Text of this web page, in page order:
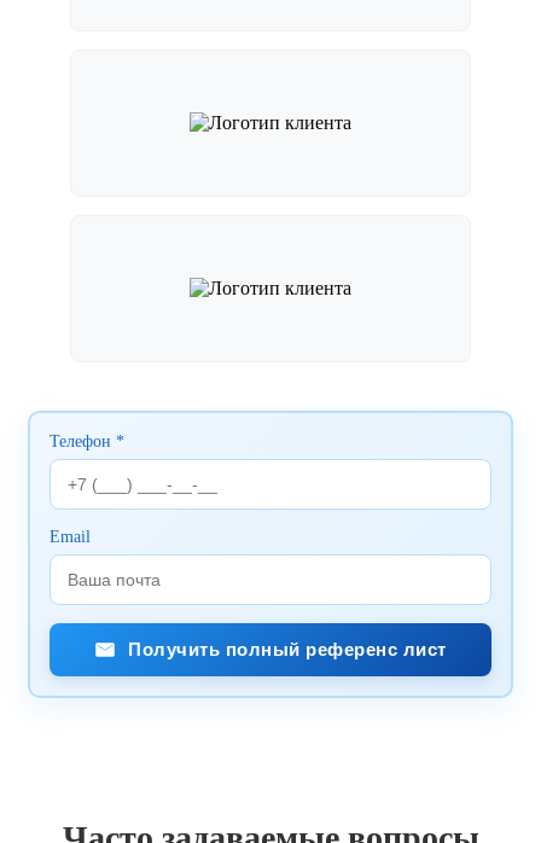
Телефон *
Email
Получить полный референс лист